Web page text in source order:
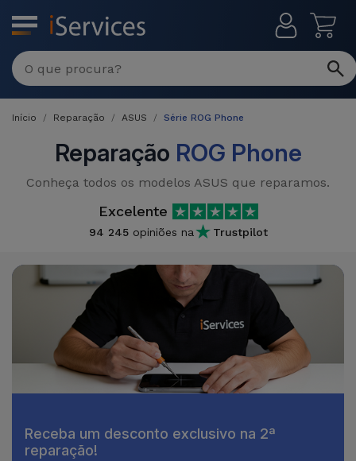
MENU
Início Reparação ASUS Série ROG Phone
Reparação ROG Phone
Conheça todos os modelos ASUS que reparamos.
Excelente
94 245opiniões na Trustpilot
Receba um desconto exclusivo na 2ª
reparação!